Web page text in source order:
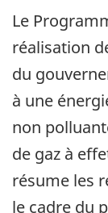
Le
réalisation
du
à une
non
de gaz à
résume les
le cadre du